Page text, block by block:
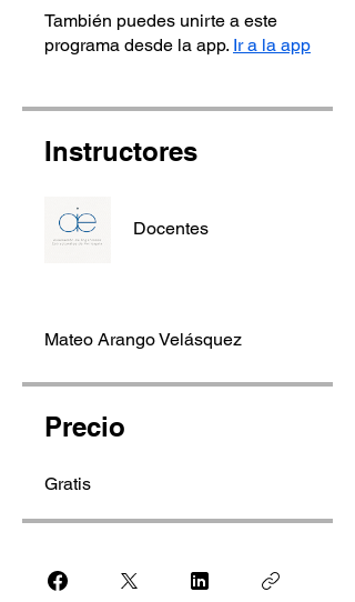
También puedes unirte a este
programa desde la app. Ir a la app
Instructores
Docentes
Mateo Arango Velásquez
Precio
Gratis